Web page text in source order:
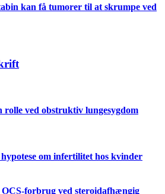
kan få tumorer til at skrumpe ved
rolle ved obstruktiv lungesygdom
om infertilitet hos kvinder
OCS-forbrug ved steroidafhængig